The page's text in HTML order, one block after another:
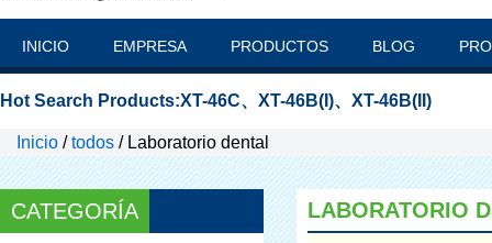
INICIO EMPRESA PRODUCTOS BLOG
Hot Search Products:XT-46C、 XT-46B(I)、 XT-46B(II)
Inicio /todos / Laboratorio dental
CATEGORÍA LABORATORIO